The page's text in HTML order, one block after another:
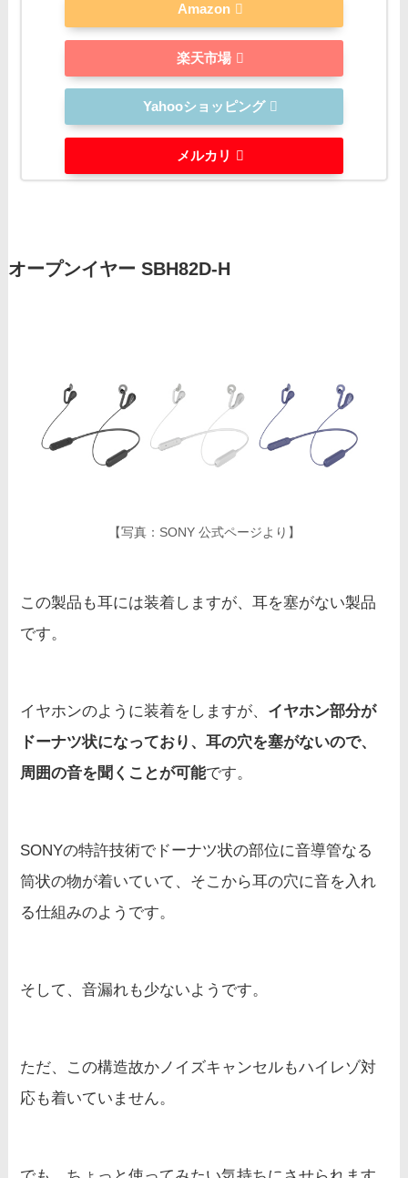
Amazon
楽天市場
Yahooショッピング
メルカリ
オープンイヤー SBH82D-H
【写真：SONY 公式ページより】
この製品も耳には装着しますが、耳を塞がない製品
です。
イヤホンのように装着をしますが、 イヤホン部分が
ドーナツ状になっており、耳の穴を塞がないので、
周囲の音を聞くことが可能です。
SONYの特許技術でドーナツ状の部位に音導管なる
筒状の物が着いていて、そこから耳の穴に音を入れ
る仕組みのようです。
そして、音漏れも少ないようです。
ただ、この構造故かノイズキャンセルもハイレゾ対
応も着いていません。